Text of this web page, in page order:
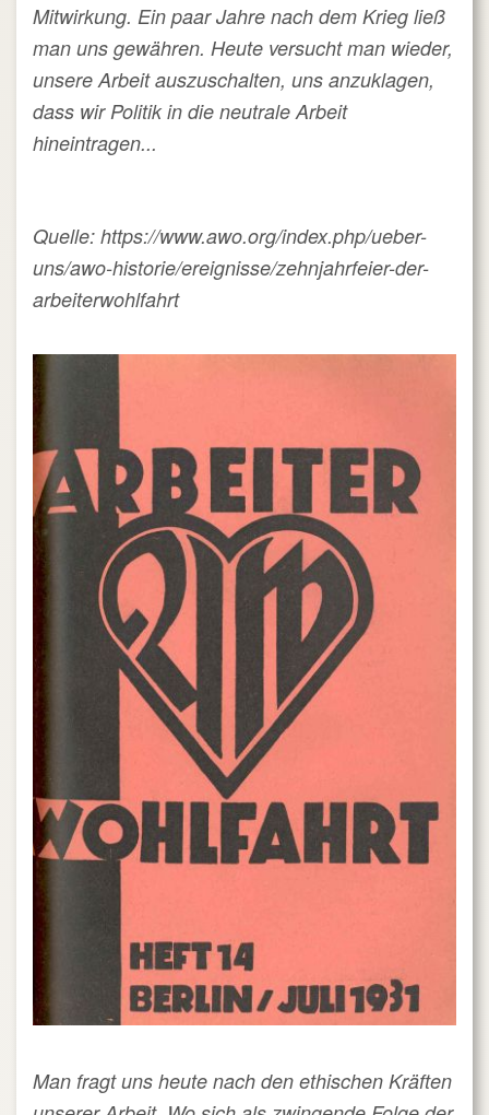
Mitwirkung. Ein paar Jahre nach dem Krieg ließ
man uns gewähren. Heute versucht man wieder,
unsere Arbeit auszuschalten, uns anzuklagen,
dass wir Politik in die neutrale Arbeit
hineintragen...
Quelle: https://www.awo.org/index.php/ueber-
uns/awo-historie/ereignisse/zehnjahrfeier-der-
arbeiterwohlfahrt
Man fragt uns heute nach den ethischen Kräften